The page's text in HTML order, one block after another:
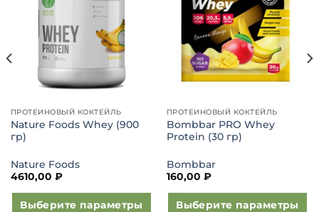
ПРОТЕИНОВЫЙ КОКТЕЙЛЬ
Nature Foods Whey (900
гр)
Nature Foods
4610,00 ₽
Выберите параметры
ПРОТЕИНОВЫЙ КОКТЕЙЛЬ
Bombbar PRO Whey
Protein (30 гр)
Bombbar
160,00 ₽
Выберите параметры